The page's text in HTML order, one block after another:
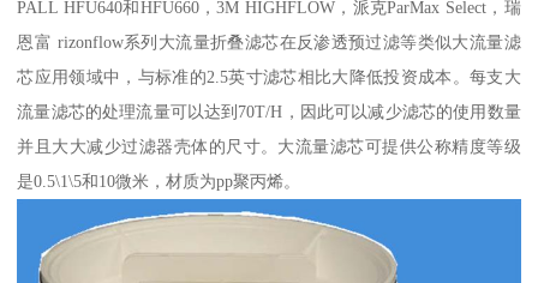
PALL HFU640和HFU660，3M HIGHFLOW，派克ParMax Select，瑞
恩富 rizonflow系列大流量折叠滤芯在反渗透预过滤等类似大流量滤
芯应用领域中，与标准的2.5英寸滤芯相比大降低投资成本。每支大
流量滤芯的处理流量可以达到70T/H，因此可以减少滤芯的使用数量
并且大大减少过滤器壳体的尺寸。大流量滤芯可提供公称精度等级
是0.5\1\5和10微米，材质为pp聚丙烯。